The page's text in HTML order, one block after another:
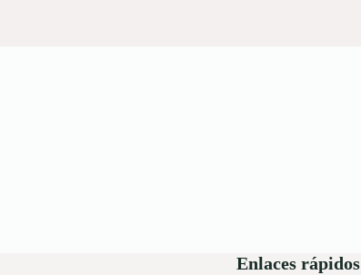
Enlaces rápidos